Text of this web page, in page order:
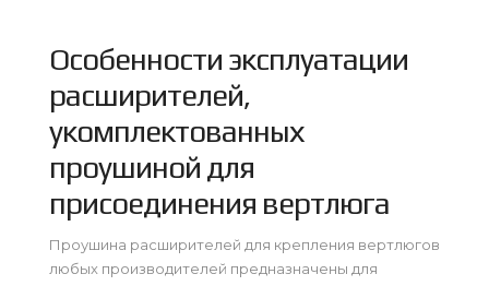
Особенности эксплуатации
расширителей,
укомплектованных
проушиной для
присоединения вертлюга
Проушина расширителей для крепления вертлюгов
любых производителей предназначены для